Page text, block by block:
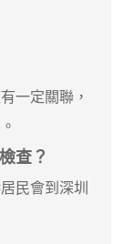
一定關聯，
查？
民會到深圳